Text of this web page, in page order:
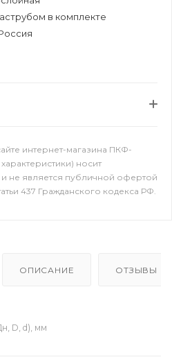
в комплекте
интернет-магазина ПКФ-
носит
не является публичной офертой
437 Гражданского кодекса РФ.
ОПИСАНИЕ ОТЗЫВЫ
D, d), мм